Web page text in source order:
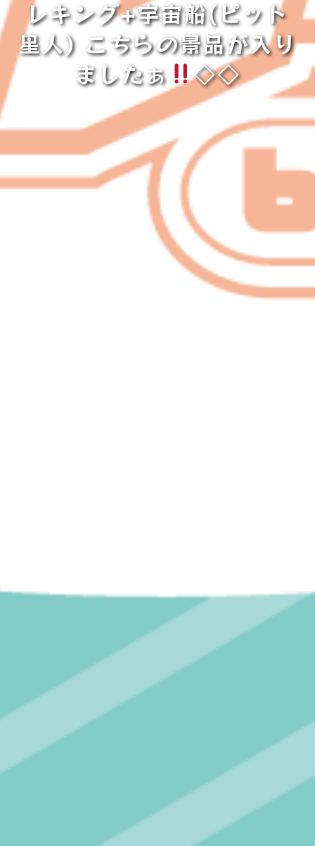
レキング+宇宙船(ピット
星人) こちらの景品が入り
ましたぁ
◇◇